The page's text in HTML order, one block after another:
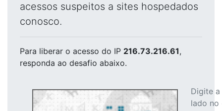
acessos suspeitos a sites hospedados
conosco.
Para liberar o acesso do IP 216.73.216.61,
responda ao desafio abaixo.
Digite
lado no